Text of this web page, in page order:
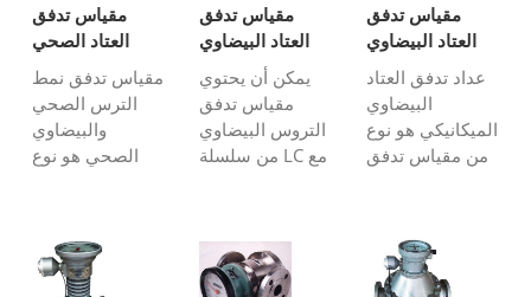
مقياس تدفق
العتاد الصحي
البيضاوي
مقياس تدفق نمط
الترس الصحي
والبيضاوي
الصحي هو نوع
استخدامه في
صناعة الألبان أو
مقياس تدفق
العتاد البيضاوي
يمكن أن يحتوي
مقياس تدفق
التروس البيضاوي
من سلسلة LC مع
لنقل إشارات
النبض لغرض
مقياس تدفق
العتاد البيضاوي
السجل
الميكانيكي
عداد تدفق العتاد
البيضاوي
الميكانيكي هو نوع
من مقياس تدفق
الرئيسية مستحيلة
في الحقل أو لا